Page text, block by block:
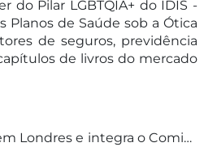
do Pilar LGBTQIA+ do IDIS -
Planos de Saúde sob a Ótica
de seguros, previdência
de livros do mercado
Londres e integra o Comitê